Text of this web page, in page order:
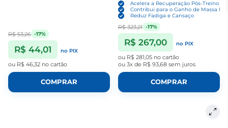
R$ 53,26 -17%
R$ 44,01 no PIX
ou R$ 46,32 no cartão
COMPRAR
Acelera a Recuperação Pós-Treino
Contribui para o Ganho de Massa
Reduz Fadiga e Cansaço
R$ 323,21 -17%
R$ 267,00 no PIX
ou R$ 281,05 no cartão
ou 3x de R$ 93,68 sem juros
COMPRAR